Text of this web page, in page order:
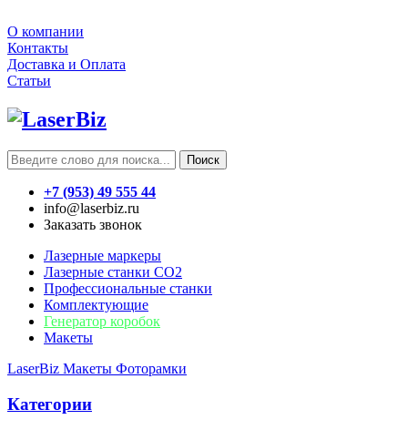
О компании
Контакты
Доставка и Оплата
Статьи
Поиск
+7 (953) 49 555 44
info@laserbiz.ru
Заказать звонок
Лазерные маркеры
Лазерные станки CO2
Профессиональные станки
Комплектующие
Генератор коробок
Макеты
LaserBiz Макеты Фоторамки
Категории